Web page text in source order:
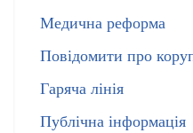
Медична реформа
Повідомити про
Гаряча лінія
Публічна інформація